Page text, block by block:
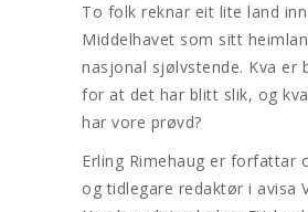
To folk reknar eit lite land
Middelhavet som sitt
nasjonal sjølvstende. Kva er
for at det har blitt slik, og
har vore prøvd?
Erling Rimehaug er forfattar
og tidlegare redaktør i avisa